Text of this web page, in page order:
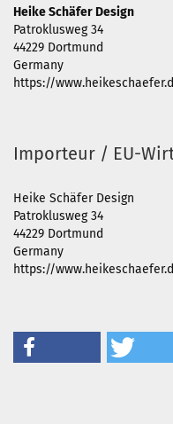
Heike Schäfer Design
Patroklusweg 34
44229 Dortmund
Germany
https://
Importeur / EU-
Heike Schäfer Design
Patroklusweg 34
44229 Dortmund
Germany
https://